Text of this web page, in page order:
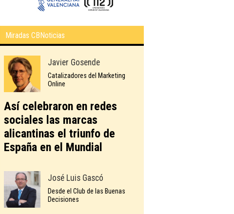
Miradas CBNoticias
Javier Gosende
Catalizadores del Marketing
Online
Así celebraron en redes
sociales las marcas
alicantinas el triunfo de
España en el Mundial
José Luis Gascó
Desde el Club de las Buenas
Decisiones